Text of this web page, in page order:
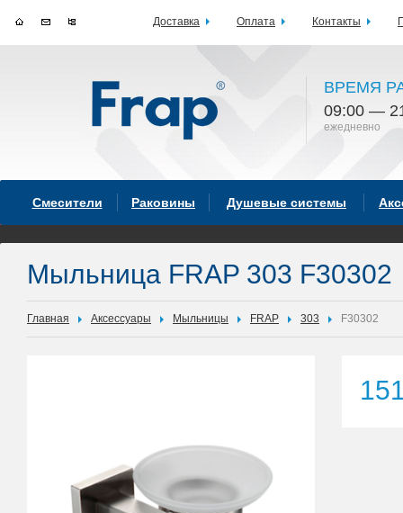
ВРЕМЯ
09:00 —
ежедневно
Смесители Раковины Душевые системы
Мыльница FRAP 303 F30302
Главная Аксессуары Мыльницы FRAP 303 F30302
Доставка Оплата Контакты